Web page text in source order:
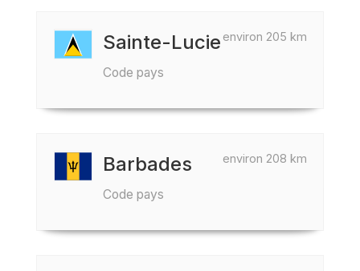
environ 205 km
Sainte-Lucie
Code pays
environ 208 km
Barbades
Code pays